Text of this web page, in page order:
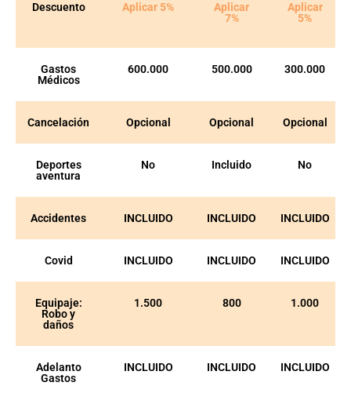
Descuento Aplicar 5%
Aplicar
7%
Aplicar
5%
Gastos
Médicos
600.000 500.000 300.000
Cancelación Opcional Opcional Opcional
Deportes
aventura
No Incluido No
Accidentes INCLUIDO INCLUIDO INCLUIDO
Covid INCLUIDO INCLUIDO INCLUIDO
Equipaje:
Robo y
daños
1.500 800 1.000
Adelanto
Gastos
INCLUIDO INCLUIDO INCLUIDO